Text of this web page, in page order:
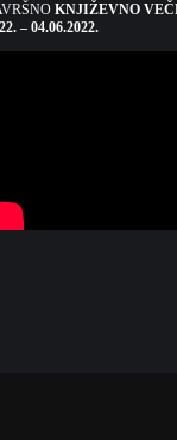
KNJIŽEVNO
– 04.06.2022.